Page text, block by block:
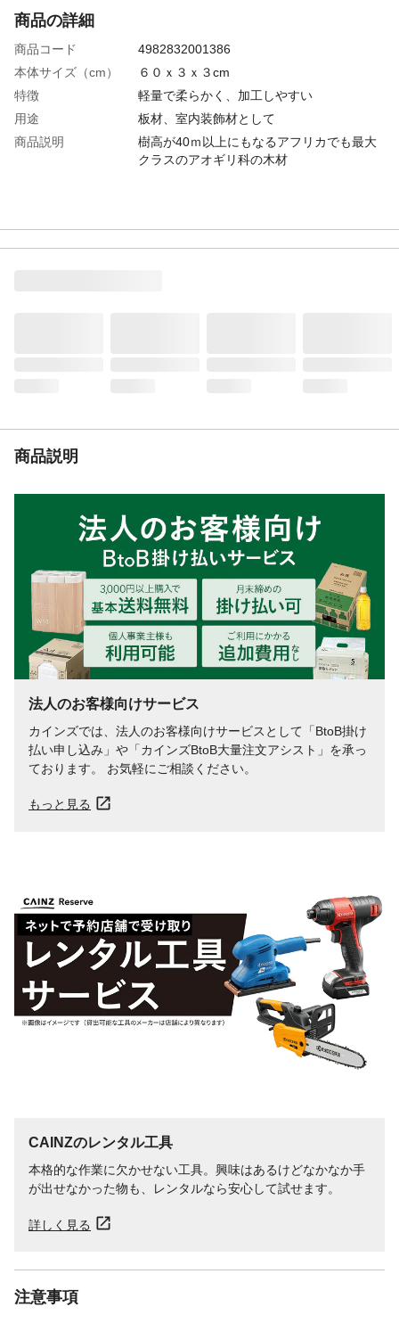
商品の詳細
商品コード
4982832001386
本体サイズ（cm）
６０ｘ３ｘ３cm
特徴
軽量で柔らかく、加工しやすい
用途
板材、室内装飾材として
商品説明
樹高が40ｍ以上にもなるアフリカでも最大
クラスのアオギリ科の木材
商品説明
法人のお客様向けサービス
カインズでは、法人のお客様向けサービスとして「BtoB掛け
払い申し込み」や「カインズBtoB大量注文アシスト」を承っ
ております。 お気軽にご相談ください。
もっと見る
CAINZのレンタル工具
本格的な作業に欠かせない工具。興味はあるけどなかなか手
が出せなかった物も、レンタルなら安心して試せます。
詳しく見る
注意事項